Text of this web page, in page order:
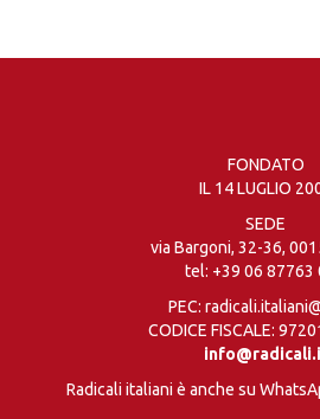
FONDATO
IL 14 LUGLIO
SEDE
via Bargoni, 32-36,
tel: +39 06 87763
PEC:
CODICE FISCALE:
Radicali italiani è anche su